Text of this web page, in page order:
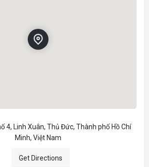
4, Linh Xuân, Thủ Đức, Thành phố Hồ Chí
Minh, Việt Nam
Get Directions